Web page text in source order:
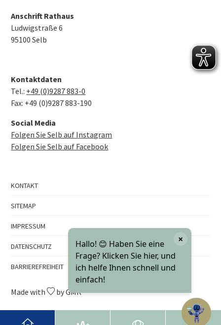
Hallo! 😊 Haben Sie eine
Frage? Klicken Sie hier, und
ich helfe Ihnen schnell und
einfach!
×
Anschrift Rathaus
Ludwigstraße 6
95100 Selb
Kontaktdaten
Tel.: +49 (0)9287 883-0
Fax: +49 (0)9287 883-190
Social Media
Folgen Sie Selb auf Instagram
Folgen Sie Selb auf Facebook
KONTAKT
SITEMAP
IMPRESSUM
DATENSCHUTZ
BARRIEREFREIHEIT
Made with by GMK